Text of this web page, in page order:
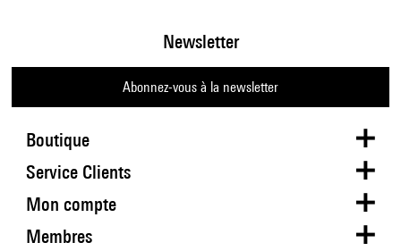
Boutique
Newsletter
Abonnez-vous à la newsletter
Service Clients
Mon compte
Membres